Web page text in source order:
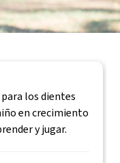
los dientes
en crecimiento
y jugar.